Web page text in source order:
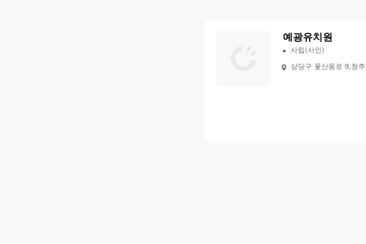
예광유치원
사립(사인)
상당구 꽃산동로 9,청